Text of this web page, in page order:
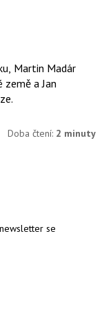
Martin Madár
země a Jan
Doba čtení: 2 minuty
se